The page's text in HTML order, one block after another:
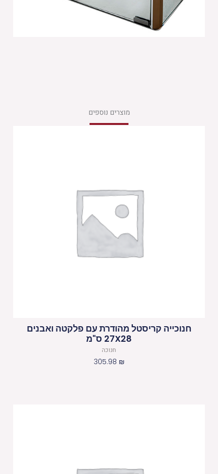
מוצרים נוספים
חנוכייה קריסטל מהודרת עם פלקטה ואבנים
27X28 ס"מ
חנוכה
305.98 ₪